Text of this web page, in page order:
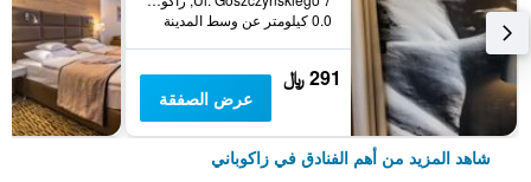
0.0 كيلومتر عن وسط المدينة
291 ﷼
عرض الصفقة
شاهد المزيد من أهم الفنادق في زاكوباني